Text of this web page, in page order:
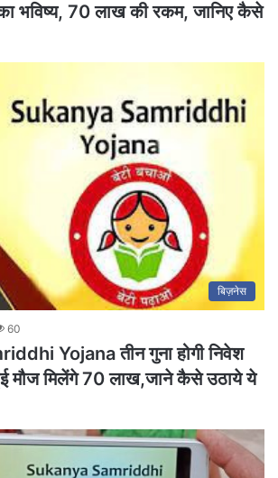
भविष्य, 70 लाख की रकम, जानिए कैसे
बिज़नेस
60
Yojana तीन गुना होगी निवेश
मौज मिलेंगे 70 लाख,जाने कैसे उठाये ये